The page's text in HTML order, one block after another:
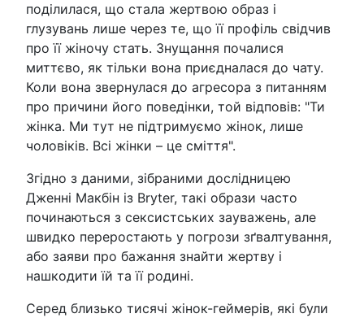
поділилася, що стала жертвою образ і
глузувань лише через те, що її профіль свідчив
про її жіночу стать. Знущання почалися
миттєво, як тільки вона приєдналася до чату.
Коли вона звернулася до агресора з питанням
про причини його поведінки, той відповів: "Ти
жінка. Ми тут не підтримуємо жінок, лише
чоловіків. Всі жінки – це сміття".
Згідно з даними, зібраними дослідницею
Дженні Макбін із Bryter, такі образи часто
починаються з сексистських зауважень, але
швидко переростають у погрози зґвалтування,
або заяви про бажання знайти жертву і
нашкодити їй та її родині.
Серед близько тисячі жінок-геймерів, які були